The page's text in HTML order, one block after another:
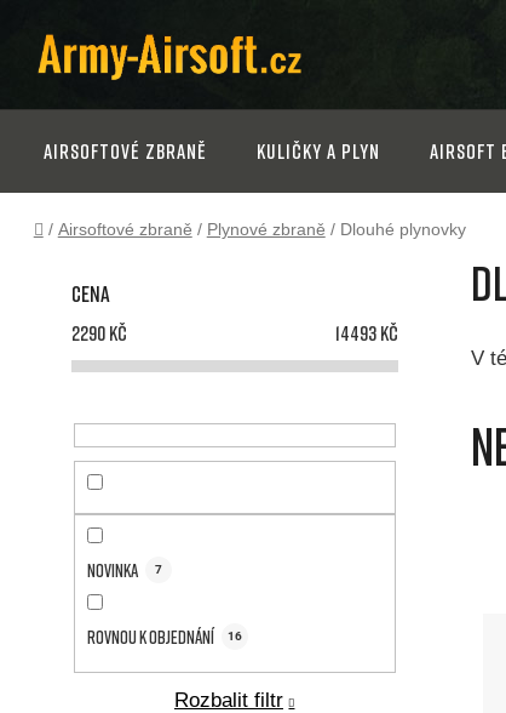
obsah
Airsoftové zbraně Kuličky a plyn Airsoft
Domů
/ Airsoftové zbraně / Plynové zbraně / Dlouhé plynovky
P
Cena
2290Kč 14493Kč
Novinka 7
Rovnou k objednání 16
Rozbalit filtr
V